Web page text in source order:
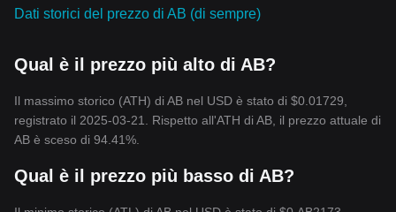
Dati storici del prezzo di AB (di sempre)
Qual è il prezzo più alto di AB?
Il massimo storico (ATH) di AB nel USD è stato di $0.01729,
registrato il 2025-03-21. Rispetto all'ATH di AB, il prezzo attuale di
AB è sceso di 94.41%.
Qual è il prezzo più basso di AB?